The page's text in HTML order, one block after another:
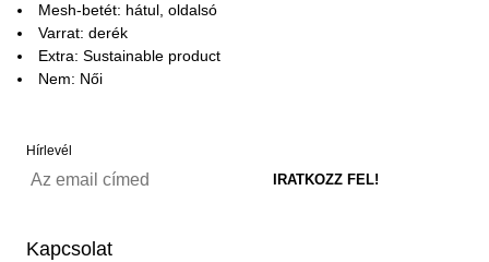
Mesh-betét: hátul, oldalsó
Varrat: derék
Extra: Sustainable product
Nem: Női
Hírlevél
Kapcsolat